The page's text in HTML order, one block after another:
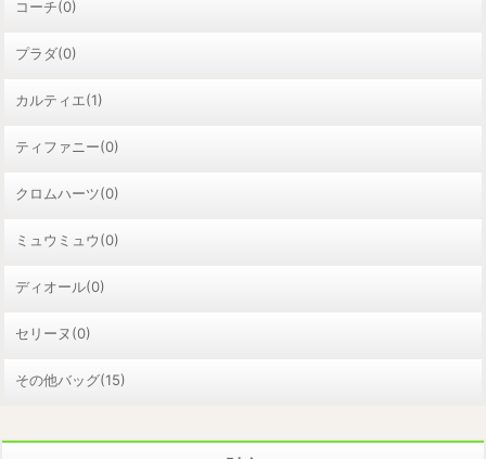
コーチ(0)
プラダ(0)
カルティエ(1)
ティファニー(0)
クロムハーツ(0)
ミュウミュウ(0)
ディオール(0)
セリーヌ(0)
その他バッグ(15)